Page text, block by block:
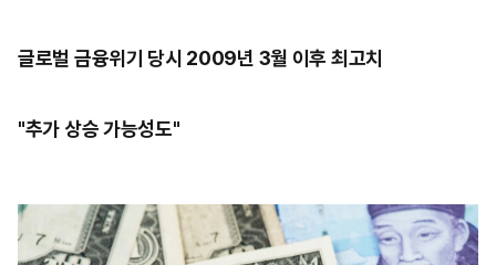
글로벌 금융위기 당시 2009년 3월 이후 최고치
"추가 상승 가능성도"